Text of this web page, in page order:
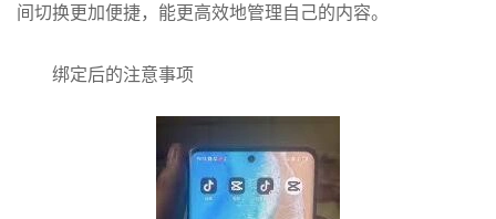
间切换更加便捷，能更高效地管理自己的内容。
绑定后的注意事项